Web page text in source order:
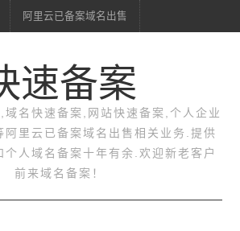
阿里云已备案域名出售
速备案
域名快速备案,网站快速备案,个人企业
阿里云已备案域名出售相关业务.提供
个人域名备案十年有余.欢迎新老客户
前来域名备案！